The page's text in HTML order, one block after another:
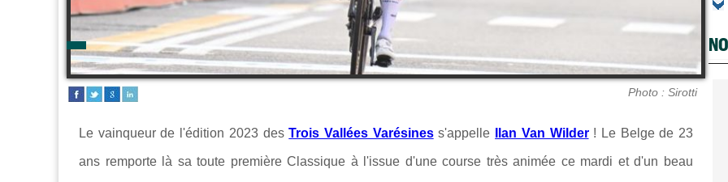
Photo : Sirotti
Le vainqueur de l'édition 2023 desTrois Vallées Varésiness'appelle Ilan Van Wilder! Le Belge de 23
ans remporte là sa toute première Classique à l'issue d'une course très animée ce mardi et d'un beau